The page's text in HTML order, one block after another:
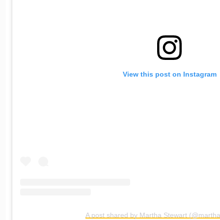
View this post on Instagram
A post shared by Martha Stewart